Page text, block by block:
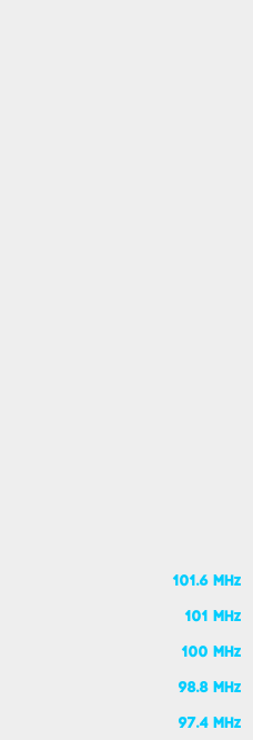
101.6 MHz
101 MHz
100 MHz
98.8 MHz
97.4 MHz